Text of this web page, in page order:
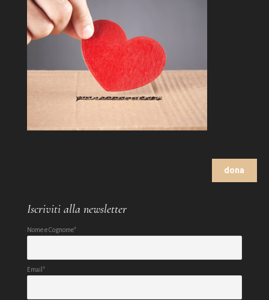
dona
Iscriviti alla newsletter
Nome e Cognome*
Email*